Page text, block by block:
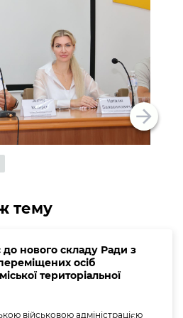
тему
нового складу Ради з
осіб
територіальної
військовою адміністрацією